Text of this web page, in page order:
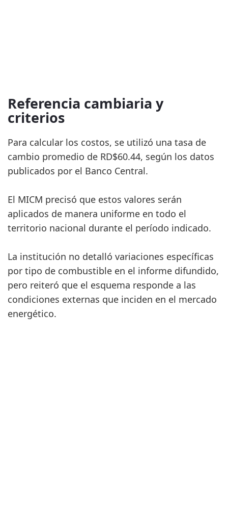
Referencia cambiaria y
criterios
Para calcular los costos, se utilizó una tasa de
cambio promedio de RD$60.44, según los datos
publicados por el Banco Central.
El MICM precisó que estos valores serán
aplicados de manera uniforme en todo el
territorio nacional durante el período indicado.
La institución no detalló variaciones específicas
por tipo de combustible en el informe difundido,
pero reiteró que el esquema responde a las
condiciones externas que inciden en el mercado
energético.